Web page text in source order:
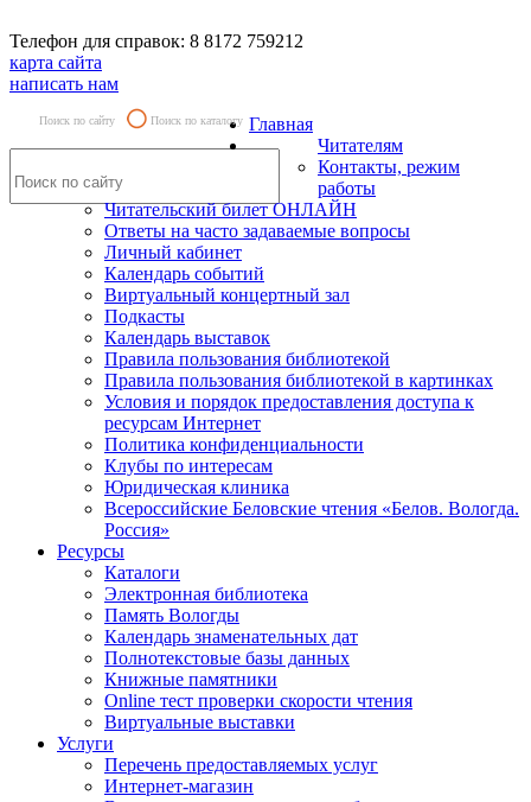
Телефон для справок: 8 8172 759212
карта сайта
написать нам
Поиск по сайту Поиск по каталогу Главная
Читателям
Контакты, режим
работы
Читательский билет ОНЛАЙН
Ответы на часто задаваемые вопросы
Личный кабинет
Календарь событий
Виртуальный концертный зал
Подкасты
Календарь выставок
Правила пользования библиотекой
Правила пользования библиотекой в картинках
Условия и порядок предоставления доступа к
ресурсам Интернет
Политика конфиденциальности
Клубы по интересам
Юридическая клиника
Всероссийские Беловские чтения «Белов. Вологда.
Россия»
Ресурсы
Каталоги
Электронная библиотека
Память Вологды
Календарь знаменательных дат
Полнотекстовые базы данных
Книжные памятники
Online тест проверки скорости чтения
Виртуальные выставки
Услуги
Перечень предоставляемых услуг
Интернет-магазин